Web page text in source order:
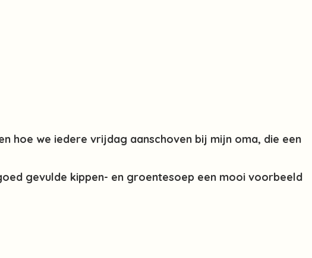
hoe we iedere vrijdag aanschoven bij mijn oma, die een
gevulde kippen- en groentesoep een mooi voorbeeld